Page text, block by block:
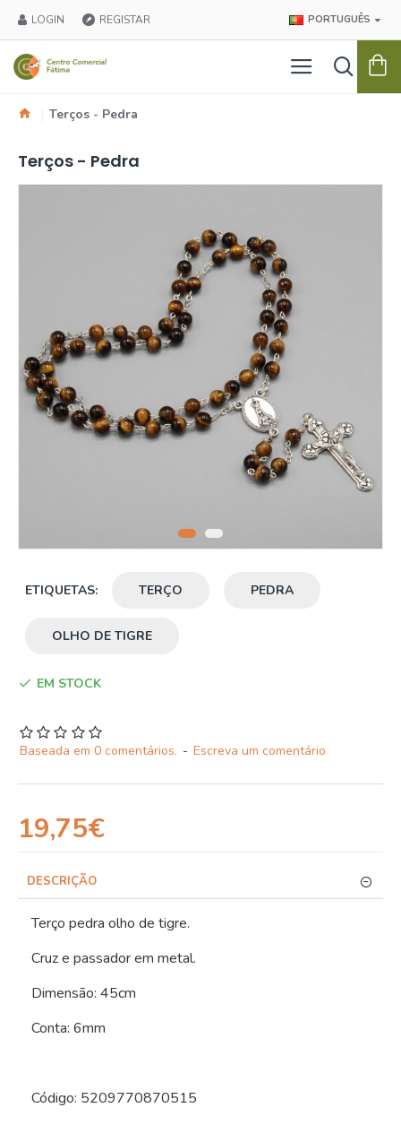
LOGIN REGISTAR PORTUGUÊS
Terços - Pedra
Terços - Pedra
ETIQUETAS: TERÇO PEDRA
OLHO DE TIGRE
EM STOCK
Baseada em 0 comentários. - Escreva um comentário
19,75€
DESCRIÇÃO
Terço pedra olho de tigre.
Cruz e passador em metal.
Dimensão: 45cm
Conta: 6mm
Código: 5209770870515